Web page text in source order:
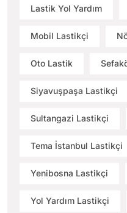
Lastik Yol Yardım
Mobil Lastikçi
Oto Lastik
Siyavuşpaşa Lastikçi
Sultangazi Lastikçi
Tema İstanbul Lastikçi
Yenibosna Lastikçi
Yol Yardım Lastikçi